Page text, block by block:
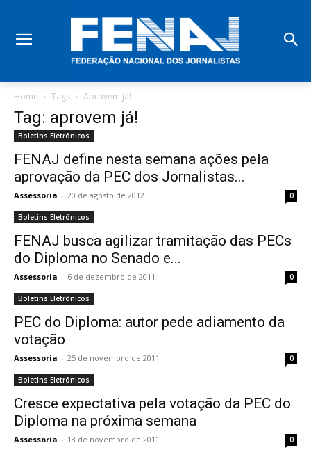
Home Tags Aprovem já!
Tag: aprovem já!
Boletins Eletrônicos
FENAJ define nesta semana ações pela
aprovação da PEC dos Jornalistas...
Assessoria - 20 de agosto de 2012 0
Boletins Eletrônicos
FENAJ busca agilizar tramitação das PECs
do Diploma no Senado e...
Assessoria - 6 de dezembro de 2011 0
Boletins Eletrônicos
PEC do Diploma: autor pede adiamento da
votação
Assessoria - 25 de novembro de 2011 0
Boletins Eletrônicos
Cresce expectativa pela votação da PEC do
Diploma na próxima semana
Assessoria - 18 de novembro de 2011 0